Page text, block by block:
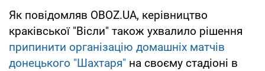
Як повідомляв OBOZ.UA, керівництво
краківської "Вісли" також ухвалило рішення
припинити організацію домашніх матчів
донецького "Шахтаря" на своєму стадіоні в